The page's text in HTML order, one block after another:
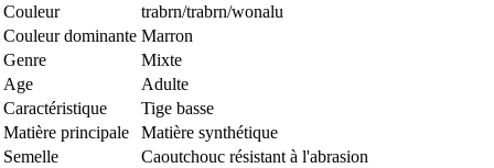
Couleur
trabrn/trabrn/wonalu
Couleur dominante Marron
Genre
Mixte
Age
Adulte
Caractéristique
Tige basse
Matière principale
Matière synthétique
Semelle
Caoutchouc résistant à l'abrasion